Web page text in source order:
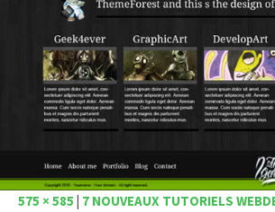
575 × 585 | 7 NOUVEAUX TUTORIELS